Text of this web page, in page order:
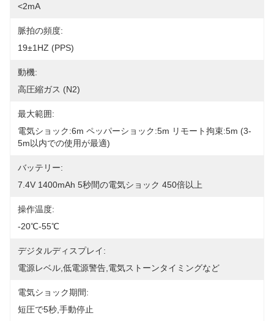
<2mA
脈拍の頻度:
19±1HZ (PPS)
動機:
高圧縮ガス (N2)
最大範囲:
電気ショック:6m ペッパーショック:5m リモート拘束:5m (3-
5m以内での使用が最適)
バッテリー:
7.4V 1400mAh 5秒間の電気ショック 450倍以上
操作温度:
-20℃-55℃
デジタルディスプレイ:
電源レベル,低電源警告,電気ストーンタイミングなど
電気ショック期間:
短圧で5秒,手動停止